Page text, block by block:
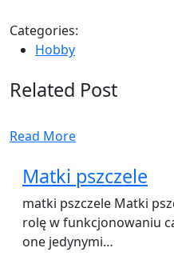
Categories:
Hobby
Related Post
Read More
Matki pszczele
matki pszczele Matki
rolę w funkcjonowaniu
one jedynymi…